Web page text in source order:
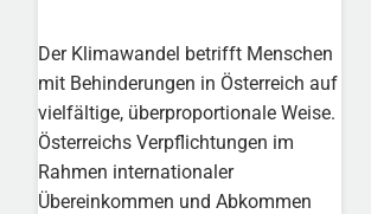
Der Klimawandel betrifft Menschen
mit Behinderungen in Österreich auf
vielfältige, überproportionale Weise.
Österreichs Verpflichtungen im
Rahmen internationaler
Übereinkommen und Abkommen